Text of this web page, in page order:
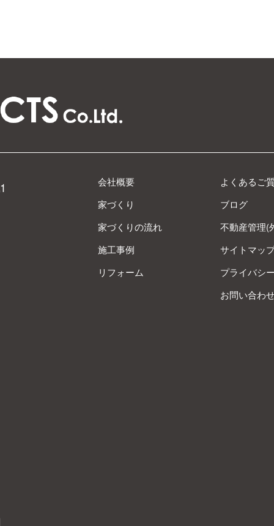
会社概要
家づくり
家づくりの流れ
施工事例
リフォーム
よくあるご
ブログ
不動産管理(
サイトマッ
プライバシ
お問い合わ